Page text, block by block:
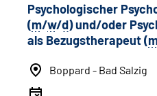
Psychologischer
(m/w/d) und/oder
als Bezugstherapeut (
Boppard - Bad Salzig